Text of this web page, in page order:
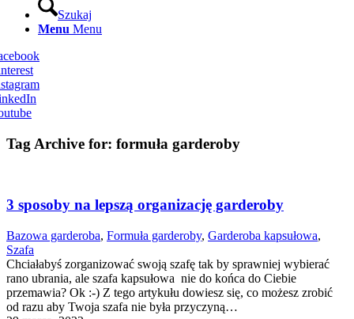
Szukaj
Menu Menu
Tag Archive for: formuła garderoby
3 sposoby na lepszą organizację garderoby
Bazowa garderoba, Formuła garderoby, Garderoba kapsułowa,
Szafa
Chciałabyś zorganizować swoją szafę tak by sprawniej wybierać
rano ubrania, ale szafa kapsułowa nie do końca do Ciebie
przemawia? Ok :-) Z tego artykułu dowiesz się, co możesz zrobić
od razu aby Twoja szafa nie była przyczyną…